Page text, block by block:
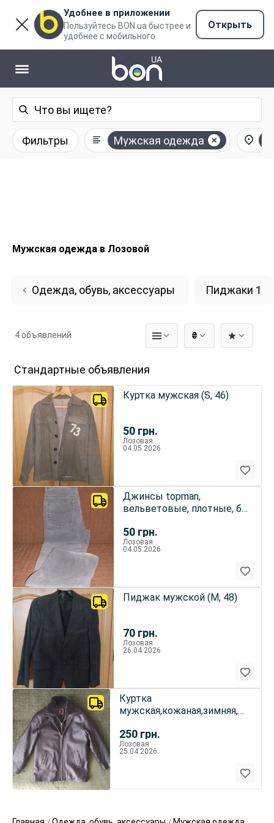
Удобнее в приложении
Пользуйтесь BON.ua быстрее и
удобнее с мобильного
Открыть
Фильтры Мужская одежда
Мужская одежда в Лозовой
Одежда, обувь, аксессуары Пиджаки 1
₴
4 объявлений
Стандартные объявления
50 грн.
Куртка мужская (S, 46)
Лозовая
04.05.2026
50 грн.
Джинсы topman,
вельветовые, плотные, б/
Лозовая
04.05.2026
70 грн.
Пиджак мужской (М, 48)
Лозовая
26.04.2026
250 грн.
Куртка
мужская,кожаная,зимняя,б/
Лозовая
25.04.2026